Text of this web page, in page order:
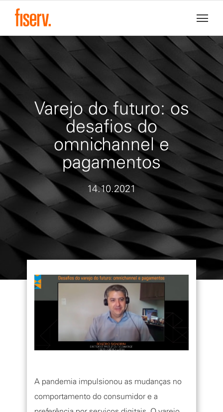
Varejo do futuro: os
desafios do
omnichannel e
pagamentos
14.10.2021
A pandemia impulsionou as mudanças no
comportamento do consumidor e a